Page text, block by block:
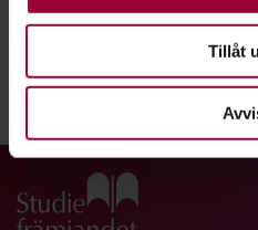
Tillåt
Läs om Ida i
Gå till studiefrämjandets